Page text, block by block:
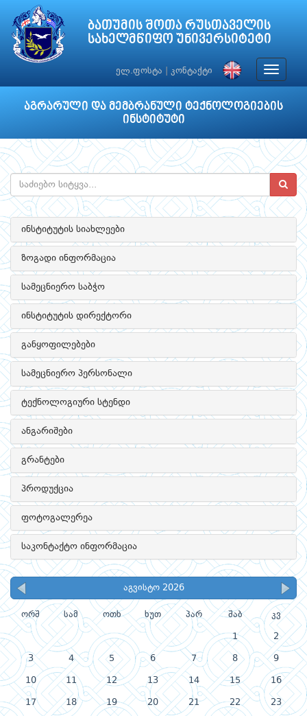
ბათუმის შოთა რუსთაველის
სახელმწიფო უნივერსიტეტი
ელ.ფოსტა კონტაქტი
Toggle
აგრარული და მემბრანული ტექნოლოგიების
ინსტიტუტი
ინსტიტუტის სიახლეები
ზოგადი ინფორმაცია
სამეცნიერო საბჭო
ინსტიტუტის დირექტორი
განყოფილებები
სამეცნიერო პერსონალი
ტექნოლოგიური სტენდი
ანგარიშები
გრანტები
პროდუქცია
ფოტოგალერეა
საკონტაქტო ინფორმაცია
აგვისტო 2026
ორშ სამ ოთხ ხუთ პარ შაბ კვ
1 2
3 4 5 6 7 8 9
10 11 12 13 14 15 16
17 18 19 20 21 22 23